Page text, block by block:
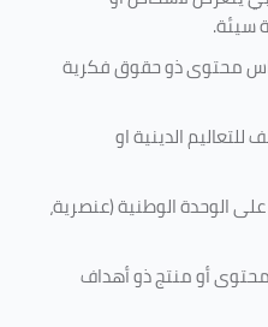
سيئة.
محتوى ذو حقوق فكرية
الدينية او
الوحدة الوطنية (عنصرية،
محتوى أو منتج ذو أهداف